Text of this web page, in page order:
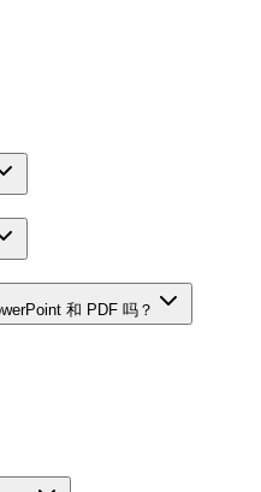
和 PDF 吗？